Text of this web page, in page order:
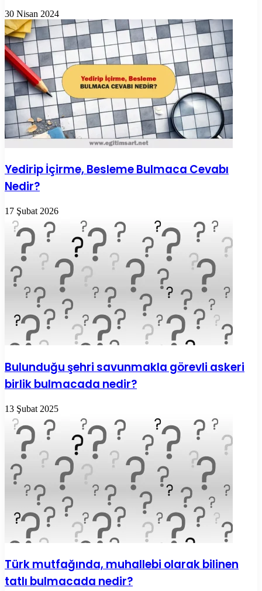
30 Nisan 2024
Yedirip İçirme, Besleme Bulmaca Cevabı
Nedir?
17 Şubat 2026
Bulunduğu şehri savunmakla görevli askeri
birlik bulmacada nedir?
13 Şubat 2025
Türk mutfağında, muhallebi olarak bilinen
tatlı bulmacada nedir?